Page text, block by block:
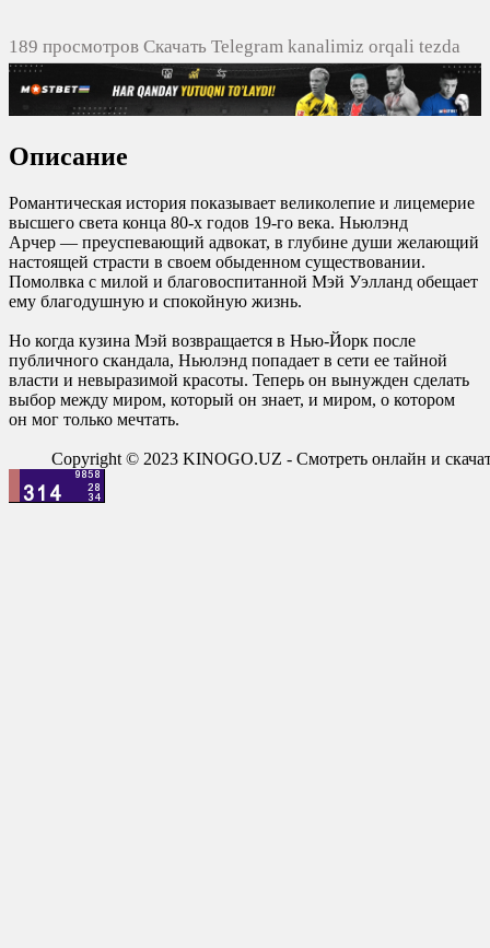
189 просмотров Скачать Telegram kanalimiz orqali tezda
yuklash
0
Описание
Романтическая история показывает великолепие и лицемерие
высшего света конца 80-х годов 19-го века. Ньюлэнд
Арчер — преуспевающий адвокат, в глубине души желающий
настоящей страсти в своем обыденном существовании.
Помолвка с милой и благовоспитанной Мэй Уэлланд обещает
ему благодушную и спокойную жизнь.
Но когда кузина Мэй возвращается в Нью-Йорк после
публичного скандала, Ньюлэнд попадает в сети ее тайной
власти и невыразимой красоты. Теперь он вынужден сделать
выбор между миром, который он знает, и миром, о котором
он мог только мечтать.
Copyright © 2023 KINOGO.UZ - Смотреть онлайн и